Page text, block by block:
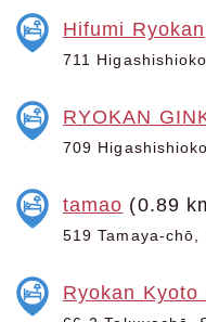
Hifumi Ryokan
711
RYOKAN
709
tamao (0.89
519 Tamaya-
Ryokan Kyoto